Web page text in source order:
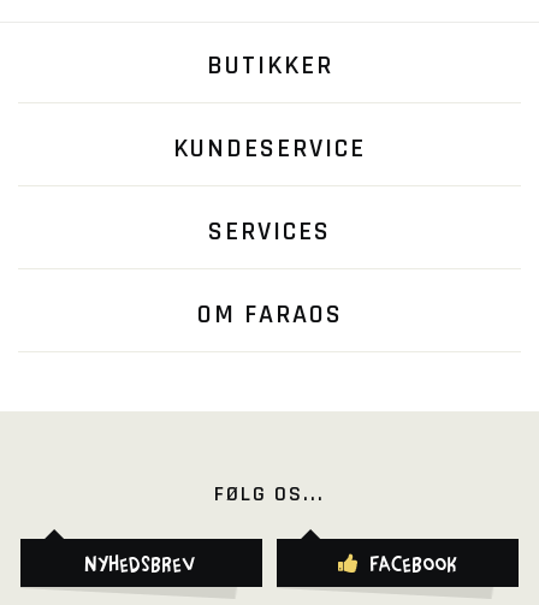
BUTIKKER
KUNDESERVICE
SERVICES
OM FARAOS
FØLG OS...
Nyhedsbrev Facebook